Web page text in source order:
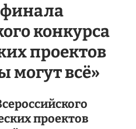
конкурса
проектов
могут всё»
проектов